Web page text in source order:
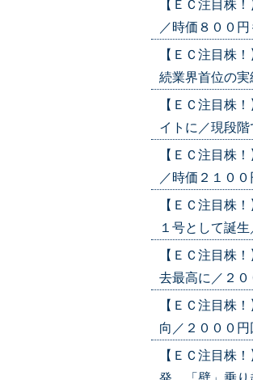
【ＥＣ注目株
／時価８００
【ＥＣ注目株
続業界首位の
【ＥＣ注目株
イトに／現段
【ＥＣ注目株
／時価２１０
【ＥＣ注目株
１号として誕
【ＥＣ注目株
去最高に／２
【ＥＣ注目株
向／２０００
【ＥＣ注目株